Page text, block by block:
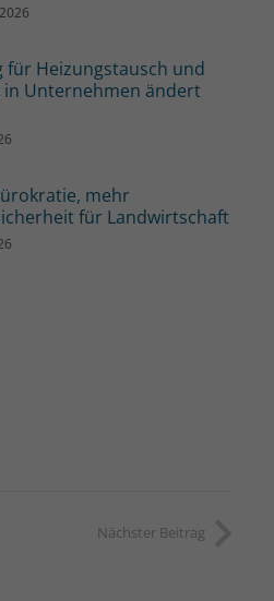
für Heizungstausch und
in Unternehmen ändert
mehr
für Landwirtschaft
Nächster Beitrag